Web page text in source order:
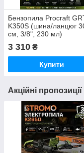
Бензопила Procraft
K350S (шина/ланцюг
см, 3/8", 230 мл)
Бензинова ланцюгова
пила для дому та саду
Німеччина 2100ват
3 310 ₴
Купити
Акційні